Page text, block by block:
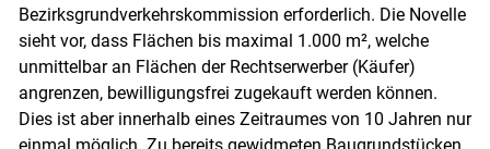
Bezirksgrundverkehrskommission erforderlich. Die Novelle
sieht vor, dass Flächen bis maximal 1.000 m², welche
unmittelbar an Flächen der Rechtserwerber (Käufer)
angrenzen, bewilligungsfrei zugekauft werden können.
Dies ist aber innerhalb eines Zeitraumes von 10 Jahren nur
einmal möglich. Zu bereits gewidmeten Baugrundstücken